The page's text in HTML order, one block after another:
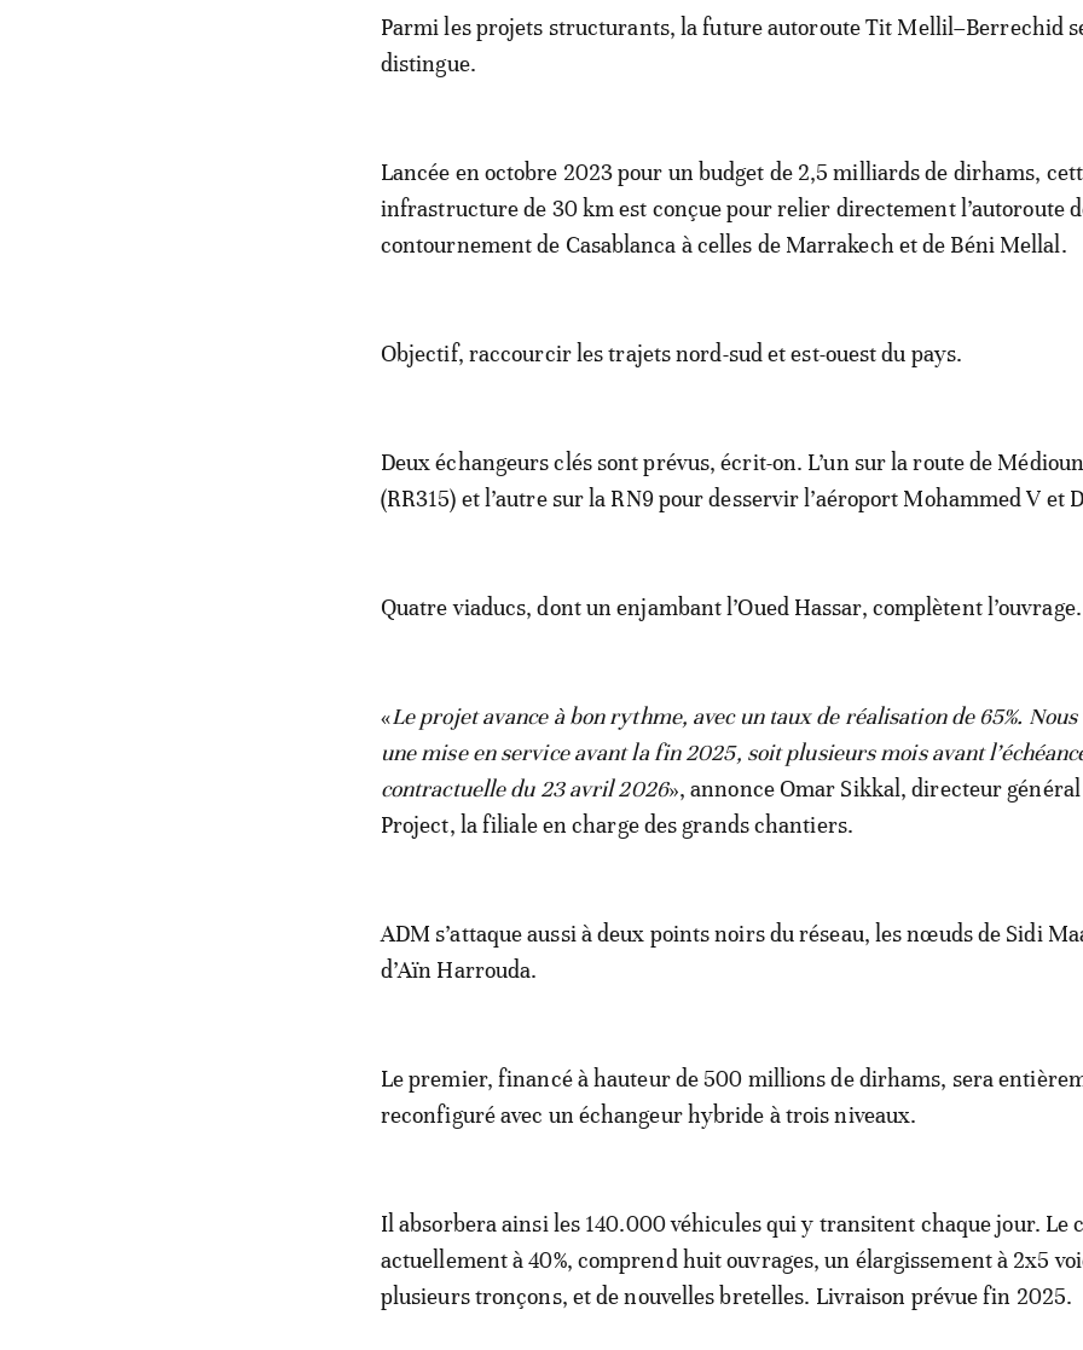
Parmi les projets structurants, la future autoroute Tit Mellil–Berrechid
distingue.
Lancée en octobre 2023 pour un budget de 2,5 milliards de dirhams,
infrastructure de 30 km est conçue pour relier directement l’autoroute
contournement de Casablanca à celles de Marrakech et de Béni Mellal.
Objectif, raccourcir les trajets nord-sud et est-ouest du pays.
Deux échangeurs clés sont prévus, écrit-on. L’un sur la route de
(RR315) et l’autre sur la RN9 pour desservir l’aéroport Mohammed V et
Quatre viaducs, dont un enjambant l’Oued Hassar, complètent l’ouvrage.
«Le projet avance à bon rythme, avec un taux de réalisation de 65%. Nous
une mise en service avant la fin 2025, soit plusieurs mois avant
contractuelle du 23 avril 2026», annonce Omar Sikkal, directeur général
Project, la filiale en charge des grands chantiers.
ADM s’attaque aussi à deux points noirs du réseau, les nœuds de Sidi
d’Aïn Harrouda.
Le premier, financé à hauteur de 500 millions de dirhams, sera
reconfiguré avec un échangeur hybride à trois niveaux.
Il absorbera ainsi les 140.000 véhicules qui y transitent chaque jour. Le
actuellement à 40%, comprend huit ouvrages, un élargissement à 2x5
plusieurs tronçons, et de nouvelles bretelles. Livraison prévue fin 2025.